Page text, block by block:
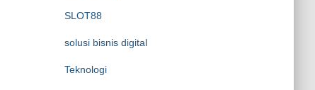
SLOT88
solusi bisnis digital
Teknologi